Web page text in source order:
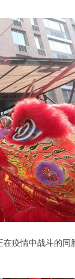
疫情中战斗的同